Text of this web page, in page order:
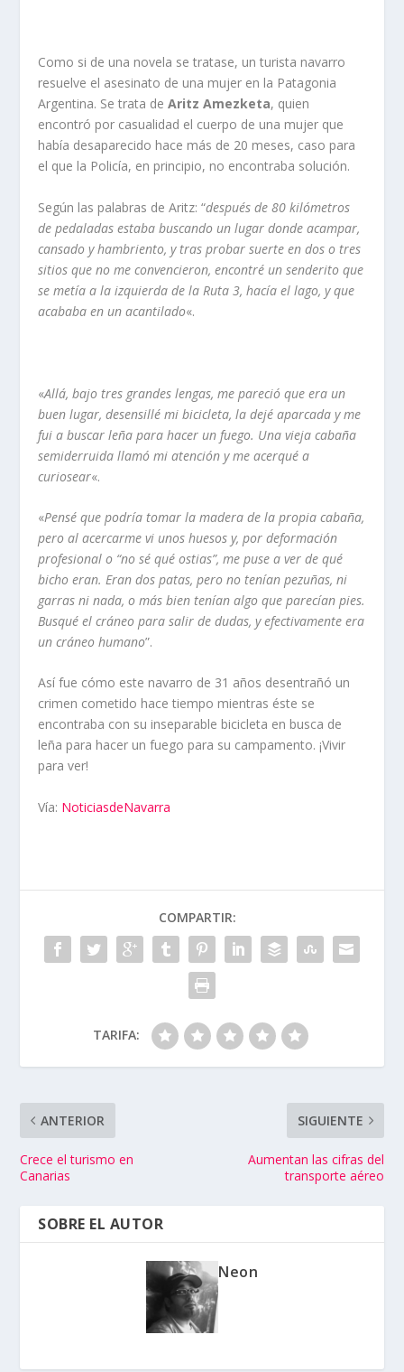
Como si de una novela se tratase, un turista navarro
resuelve el asesinato de una mujer en la Patagonia
Argentina. Se trata deAritz Amezketa, quien
encontró por casualidad el cuerpo de una mujer que
había desaparecido hace más de 20 meses, caso para
el que la Policía, en principio, no encontraba solución.
Según las palabras de Aritz: “después de 80 kilómetros
de pedaladas estaba buscando un lugar donde acampar,
cansado y hambriento, y tras probar suerte en dos o tres
sitios que no me convencieron, encontré un senderito que
se metía a la izquierda de la Ruta 3, hacía el lago, y que
acababa en un acantilado«.
«Allá, bajo tres grandes lengas, me pareció que era un
buen lugar, desensillé mi bicicleta, la dejé aparcada y me
fui a buscar leña para hacer un fuego. Una vieja cabaña
semiderruida llamó mi atención y me acerqué a
curiosear«.
«Pensé que podría tomar la madera de la propia cabaña,
pero al acercarme vi unos huesos y, por deformación
profesional o “no sé qué ostias”, me puse a ver de qué
bicho eran. Eran dos patas, pero no tenían pezuñas, ni
garras ni nada, o más bien tenían algo que parecían pies.
Busqué el cráneo para salir de dudas, y efectivamente era
un cráneo humano”.
Así fue cómo este navarro de 31 años desentrañó un
crimen cometido hace tiempo mientras éste se
encontraba con su inseparable bicicleta en busca de
leña para hacer un fuego para su campamento. ¡Vivir
para ver!
Vía: NoticiasdeNavarra
COMPARTIR:
TARIFA:
ANTERIOR
Crece el turismo en
Canarias
SIGUIENTE
Aumentan las cifras del
transporte aéreo
SOBRE EL AUTOR
Neon